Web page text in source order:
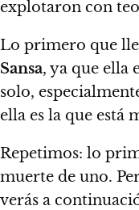
explotaron con
Lo primero que
Sansa, ya que ella
solo,
ella es la que está
Repetimos: lo
muerte de uno.
verás a